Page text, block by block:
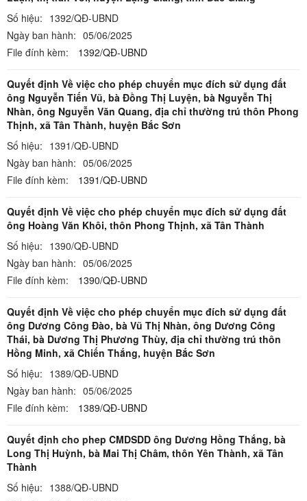
Số hiệu: 1392/QĐ-UBND
Ngày ban hành: 05/06/2025
File đính kèm:
1392/QĐ-UBND
Quyết định Về việc cho phép chuyển mục đích sử dụng đất
ông Nguyễn Tiến Vũ, bà Đồng Thị Luyện, bà Nguyễn Thị
Nhàn, ông Nguyễn Văn Quang, địa chỉ thường trú thôn Phong
Thịnh, xã Tân Thành, huyện Bắc Sơn
Số hiệu: 1391/QĐ-UBND
Ngày ban hành: 05/06/2025
File đính kèm:
1391/QĐ-UBND
Quyết định Về việc cho phép chuyển mục đích sử dụng đất
ông Hoàng Văn Khôi, thôn Phong Thịnh, xã Tân Thành
Số hiệu: 1390/QĐ-UBND
Ngày ban hành: 05/06/2025
File đính kèm:
1390/QĐ-UBND
Quyết định Về việc cho phép chuyển mục đích sử dụng đất
ông Dương Công Đào, bà Vũ Thị Nhàn, ông Dương Công
Thái, bà Dương Thị Phương Thùy, địa chỉ thường trú thôn
Hồng Minh, xã Chiến Thắng, huyện Bắc Sơn
Số hiệu: 1389/QĐ-UBND
Ngày ban hành: 05/06/2025
File đính kèm:
1389/QĐ-UBND
Quyết định cho phep CMDSDD ông Dương Hồng Thắng, bà
Long Thị Huỳnh, bà Mai Thị Châm, thôn Yên Thành, xã Tân
Thành
Số hiệu: 1388/QĐ-UBND